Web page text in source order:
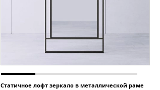
Статичное лофт зеркало в металлической раме